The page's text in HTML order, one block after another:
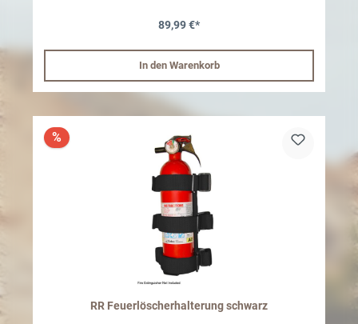
89,99 €*
In den Warenkorb
%
RR Feuerlöscherhalterung schwarz